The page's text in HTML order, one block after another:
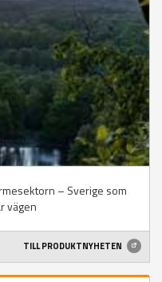
– Sverige som
vägen
TILL PRODUKTNYHETEN